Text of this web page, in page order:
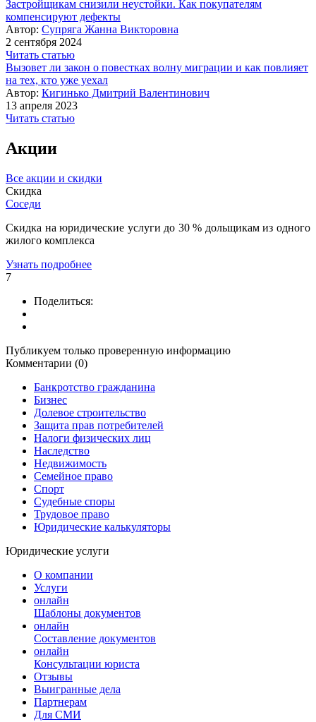
Застройщикам снизили неустойки. Как покупателям
компенсируют дефекты
Автор: Супряга Жанна Викторовна
2 сентября 2024
Читать статью
Вызовет ли закон о повестках волну миграции и как повлияет
на тех, кто уже уехал
Автор: Кигинько Дмитрий Валентинович
13 апреля 2023
Читать статью
Акции
Все акции и скидки
Скидка
Соседи
Скидка на юридические услуги до 30 % дольщикам из одного
жилого комплекса
Узнать подробнее
7
Поделиться:
Публикуем только проверенную информацию
Комментарии (0)
Банкротство гражданина
Бизнес
Долевое строительство
Защита прав потребителей
Налоги физических лиц
Наследство
Недвижимость
Семейное право
Спорт
Судебные споры
Трудовое право
Юридические калькуляторы
Юридические услуги
О компании
Услуги
онлайн
Шаблоны документов
онлайн
Составление документов
онлайн
Консультации юриста
Отзывы
Выигранные дела
Партнерам
Для СМИ